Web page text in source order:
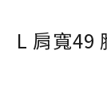
L 肩寬49